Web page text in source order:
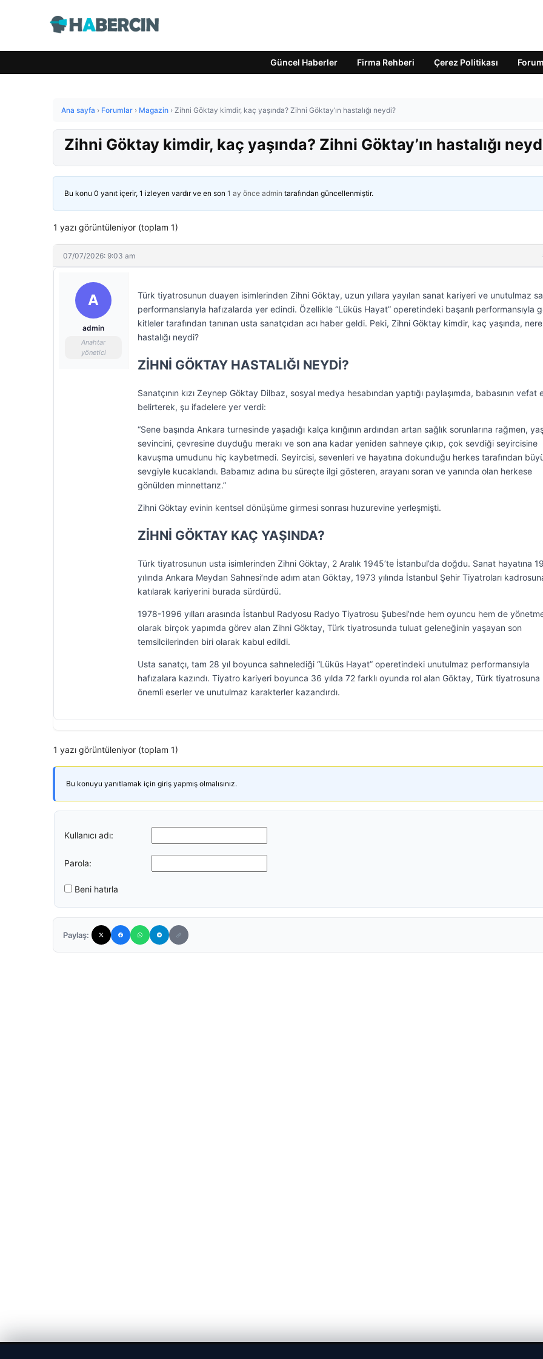
Güncel Haberler Firma Rehberi Çerez Politikası Forum
Ana sayfa › Forumlar › Magazin › Zihni Göktay kimdir, kaç yaşında? Zihni Göktay’ın hastalığı neydi?
Zihni Göktay kimdir, kaç yaşında? Zihni Göktay’ın hastalığı
Bu konu 0 yanıt içerir, 1 izleyen vardır ve en son 1 ay önce admin tarafından güncellenmiştir.
1 yazı görüntüleniyor (toplam 1)
07/07/2026: 9:03 am
A
admin
Anahtar
yönetici
Türk tiyatrosunun duayen isimlerinden Zihni Göktay, uzun yıllara yayılan sanat kariyeri ve unutulmaz
performanslarıyla hafızalarda yer edindi. Özellikle “Lüküs Hayat” operetindeki başarılı performansıyla
kitleler tarafından tanınan usta sanatçıdan acı haber geldi. Peki, Zihni Göktay kimdir, kaç yaşında,
hastalığı neydi?
ZİHNİ GÖKTAY HASTALIĞI NEYDİ?
Sanatçının kızı Zeynep Göktay Dilbaz, sosyal medya hesabından yaptığı paylaşımda, babasının vefat
belirterek, şu ifadelere yer verdi:
“Sene başında Ankara turnesinde yaşadığı kalça kırığının ardından artan sağlık sorunlarına rağmen,
sevincini, çevresine duyduğu merakı ve son ana kadar yeniden sahneye çıkıp, çok sevdiği seyircisine
kavuşma umudunu hiç kaybetmedi. Seyircisi, sevenleri ve hayatına dokunduğu herkes tarafından
sevgiyle kucaklandı. Babamız adına bu süreçte ilgi gösteren, arayanı soran ve yanında olan herkese
gönülden minnettarız.”
Zihni Göktay evinin kentsel dönüşüme girmesi sonrası huzurevine yerleşmişti.
ZİHNİ GÖKTAY KAÇ YAŞINDA?
Türk tiyatrosunun usta isimlerinden Zihni Göktay, 2 Aralık 1945’te İstanbul’da doğdu. Sanat hayatına
yılında Ankara Meydan Sahnesi’nde adım atan Göktay, 1973 yılında İstanbul Şehir Tiyatroları
katılarak kariyerini burada sürdürdü.
1978-1996 yılları arasında İstanbul Radyosu Radyo Tiyatrosu Şubesi’nde hem oyuncu hem de
olarak birçok yapımda görev alan Zihni Göktay, Türk tiyatrosunda tuluat geleneğinin yaşayan son
temsilcilerinden biri olarak kabul edildi.
Usta sanatçı, tam 28 yıl boyunca sahnelediği “Lüküs Hayat” operetindeki unutulmaz performansıyla
hafızalara kazındı. Tiyatro kariyeri boyunca 36 yılda 72 farklı oyunda rol alan Göktay, Türk tiyatrosuna
önemli eserler ve unutulmaz karakterler kazandırdı.
1 yazı görüntüleniyor (toplam 1)
Bu konuyu yanıtlamak için giriş yapmış olmalısınız.
Kullanıcı adı:
Parola:
Beni hatırla
Paylaş: